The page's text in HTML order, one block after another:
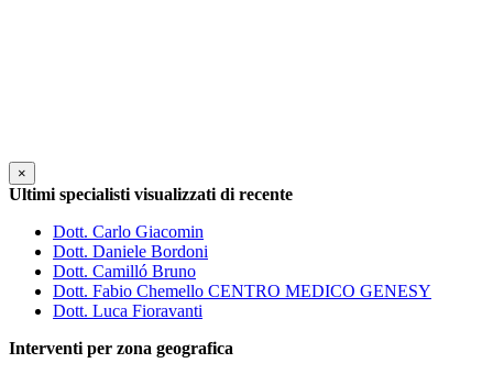
×
Ultimi specialisti visualizzati di recente
Dott. Carlo Giacomin
Dott. Daniele Bordoni
Dott. Camilló Bruno
Dott. Fabio Chemello CENTRO MEDICO GENESY
Dott. Luca Fioravanti
Interventi per zona geografica